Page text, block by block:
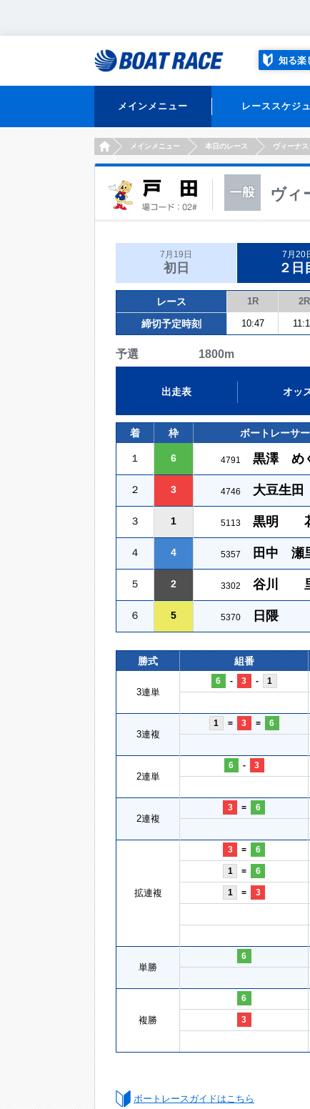
知る楽
メインメニュー レーススケジ
HOMEメインメニュー 本日のレース ヴィーナ
ヴィ
7月19日
初日
7月20
２日
レース 1R 2R
締切予定時刻 10:47
予選 1800m
出走表 オッ
着 枠 ボートレーサー
１ 6 4791 黒澤 め
２ 3 4746 大豆生
３ 1 5113 黒明
４ 4 5357 田中 瀬
５ 2 3302 谷川
６ 5 5370 日隈
勝式 組番
3連単
6 - 3 - 1
3連複
1 = 3 = 6
2連単
6 - 3
2連複
3 = 6
拡連複
3 = 6
1 = 6
1 = 3
単勝
6
複勝
6
3
ボートレースガイドはこちら